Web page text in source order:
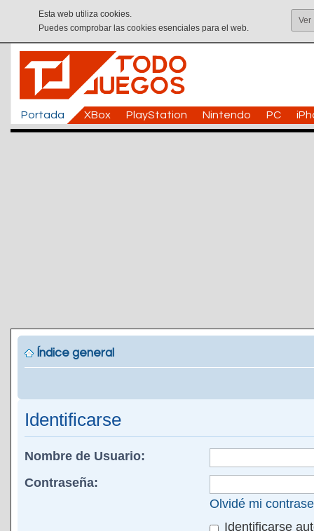
Esta web utiliza cookies.
Puedes comprobar las cookies esenciales para el web.
Ver
Portada XBox PlayStation Nintendo PC
Índice general
Identificarse
Nombre de Usuario:
Contraseña:
Olvidé mi
Identificarse